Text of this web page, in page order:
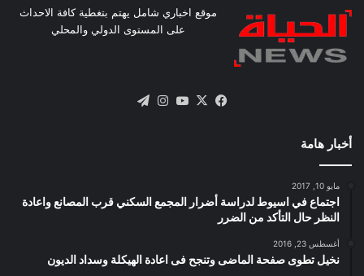
موقع اخباري شامل يهتم بتغطية كافة الاحداث
على المستوى الدولي والمحلي
فيسبوك
X يوتيوبانستقرام
أخبار هامة
مايو 10, 2017
اجتماع في اسيوط لدراسة أضرار المجمع السكني قرب المصانع واعادة
النظر حال التأكد من الضرر
أغسطس 23, 2016
نخيل تطوى صفحة الماضى وتنجح فى اعادة الهيكلة وسداد الديون